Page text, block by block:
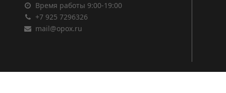
Время работы 9:00-19:00
+7 925 7296326
mail@opox.ru